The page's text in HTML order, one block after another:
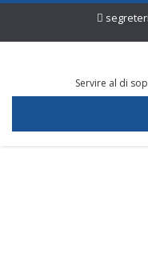
Servire al di